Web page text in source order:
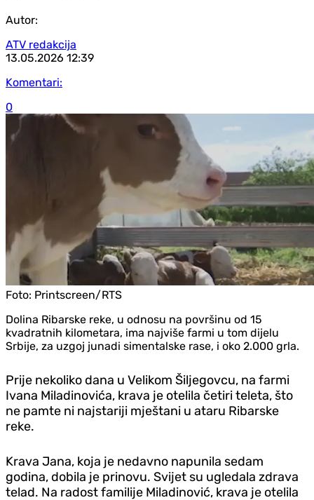
Autor:
ATV redakcija
13.05.2026 12:39
Komentari:
0
Foto: Printscreen/RTS
Dolina Ribarske reke, u odnosu na površinu od 15
kvadratnih kilometara, ima najviše farmi u tom dijelu
Srbije, za uzgoj junadi simentalske rase, i oko 2.000 grla.
Prije nekoliko dana u Velikom Šiljegovcu, na farmi
Ivana Miladinovića, krava je otelila četiri teleta, što
ne pamte ni najstariji mještani u ataru Ribarske
reke.
Krava Jana, koja je nedavno napunila sedam
godina, dobila je prinovu. Svijet su ugledala zdrava
telad. Na radost familije Miladinović, krava je otelila